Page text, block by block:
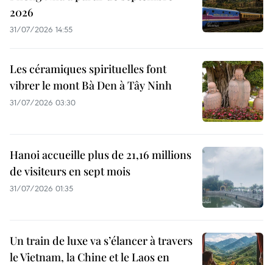
2026
31/07/2026 14:55
Les céramiques spirituelles font
vibrer le mont Bà Den à Tây Ninh
31/07/2026 03:30
Hanoi accueille plus de 21,16 millions
de visiteurs en sept mois ​
31/07/2026 01:35
Un train de luxe va s’élancer à travers
le Vietnam, la Chine et le Laos en